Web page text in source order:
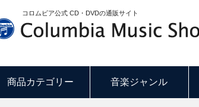
コロムビア公式 CD・DVDの通販サイト
商品カテゴリー 音楽ジャンル